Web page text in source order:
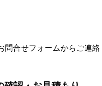
問合せフォームからご連絡